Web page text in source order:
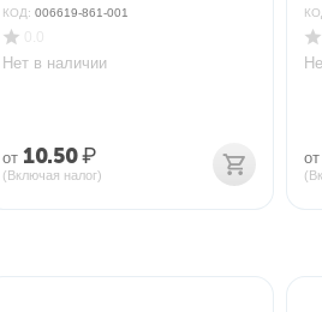
КОД: 006619-861-001
Нет в наличии
от 10.50₽
(Включая налог)
от